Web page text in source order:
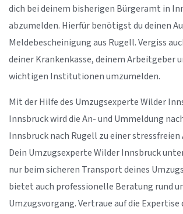
dich bei deinem bisherigen Bürgeramt in
abzumelden. Hierfür benötigst du deinen
Meldebescheinigung aus Rugell. Vergiss
deiner Krankenkasse, deinem Arbeitgeber
wichtigen Institutionen umzumelden.
Mit der Hilfe des Umzugsexperte Wilder
Innsbruck wird die An- und Ummeldung
Innsbruck nach Rugell zu einer
Dein Umzugsexperte Wilder Innsbruck
nur beim sicheren Transport deines
bietet auch professionelle Beratung rund
Umzugsvorgang. Vertraue auf die Expertise